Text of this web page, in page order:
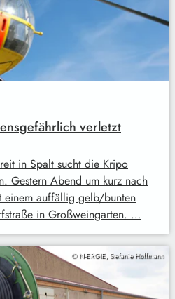
verletzt
in Spalt sucht die Kripo
Gestern Abend um kurz nach
einem auffällig gelb/bunten
in Großweingarten. …
© N-ERGIE, Stefanie Hoffmann